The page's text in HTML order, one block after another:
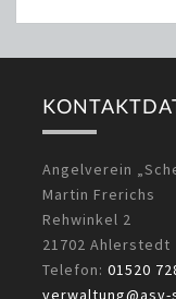
Angelverein
Martin Frerichs
Rehwinkel 2
21702 Ahlerstedt
Telefon: 01520